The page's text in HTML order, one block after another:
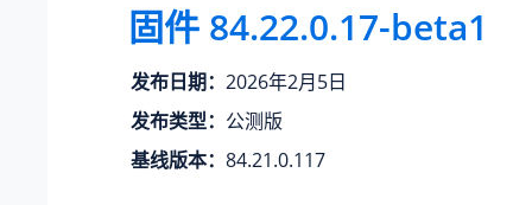
固件 84.22.0.17-beta1
发布日期： 2026年2月5日
发布类型： 公测版
基线版本： 84.21.0.117